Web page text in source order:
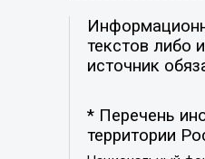
текстов либо
источник
* Перечень
территории